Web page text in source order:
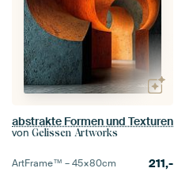
abstrakte Formen und Texturen
von Gelissen Artworks
ArtFrame™ –45×80cm 211,-